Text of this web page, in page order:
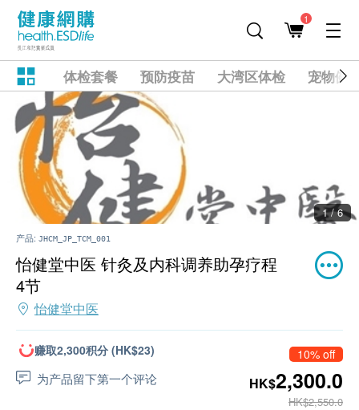
1
体检套餐 预防疫苗 大湾区体检 宠物健
1 / 6
产品: JHCM_JP_TCM_001
怡健堂中医 针灸及内科调养助孕疗程
4节
怡健堂中医
赚取2,300积分 (HK$23)
为产品留下第一个评论
10% off
HK$2,300.0
HK$2,550.0